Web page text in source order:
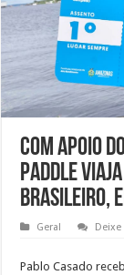
Com apoio
Paddle
brasileiro,
Geral
Pablo Casado